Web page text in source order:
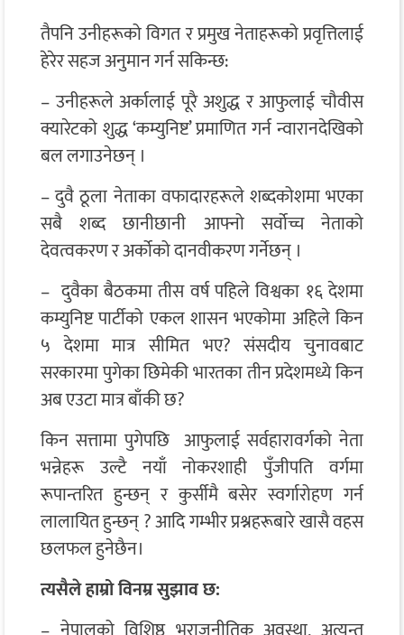
तैपनि उनीहरूको विगत र प्रमुख नेताहरूको प्रवृत्तिलाई
हेरेर सहज अनुमान गर्न सकिन्छ:
– उनीहरूले अर्कालाई पूरै अशुद्ध र आफुलाई चौवीस
क्यारेटको शुद्ध ‘कम्युनिष्ट’ प्रमाणित गर्न न्वारानदेखिको
बल लगाउनेछन् ।
– दुवै ठूला नेताका वफादारहरूले शब्दकोशमा भएका
सबै शब्द छानीछानी आफ्नो सर्वोच्च नेताको
देवत्वकरण र अर्कोको दानवीकरण गर्नेछन् ।
– दुवैका बैठकमा तीस वर्ष पहिले विश्वका १६ देशमा
कम्युनिष्ट पार्टीको एकल शासन भएकोमा अहिले किन
५ देशमा मात्र सीमित भए? संसदीय चुनावबाट
सरकारमा पुगेका छिमेकी भारतका तीन प्रदेशमध्ये किन
अब एउटा मात्र बाँकी छ?
किन सत्तामा पुगेपछि आफुलाई सर्वहारावर्गको नेता
भन्नेहरू उल्टै नयाँ नोकरशाही पुँजीपति वर्गमा
रूपान्तरित हुन्छन् र कुर्सीमै बसेर स्वर्गारोहण गर्न
लालायित हुन्छन् ? आदि गम्भीर प्रश्नहरूबारे खासै वहस
छलफल हुनेछैन।
त्यसैले हाम्रो विनम्र सुझाव छ: